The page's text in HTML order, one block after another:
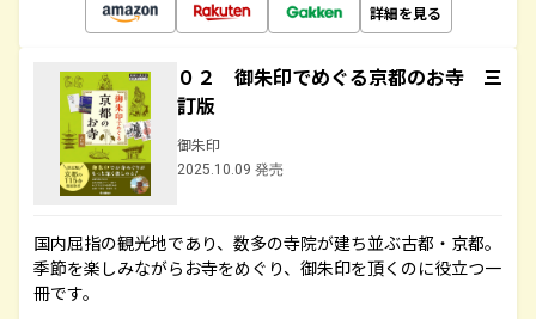
詳細を見る
０２ 御朱印でめぐる京都のお寺 三
訂版
御朱印
2025.10.09 発売
国内屈指の観光地であり、数多の寺院が建ち並ぶ古都・京都。
季節を楽しみながらお寺をめぐり、御朱印を頂くのに役立つ一
冊です。